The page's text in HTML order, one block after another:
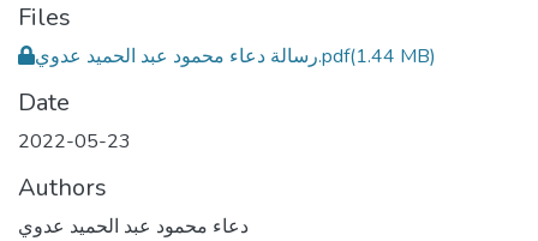
Files
رسالة دعاء محمود عبد الحميد عدوي.pdf(1.44 MB)
Date
2022-05-23
Authors
دعاء محمود عبد الحميد عدوي